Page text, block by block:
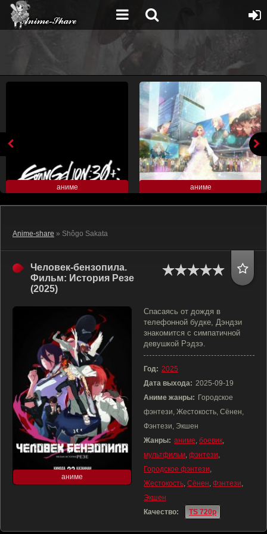
аниме аниме
Anime-share » Shôgo Sakata
Человек-бензопила.
Фильм: История Резе
(2025)
аниме
Спасаясь от дождя в
телефонной будке, Дэндзи
знакомится с симпатичной
девушкой Рэдзэ.
Год: 2025
Дата выхода: 2025-09-19
Аниме жанры: Городское
фэнтези, Жестокость, Сёнен,
Фэнтези, Экшен
Жанры: аниме, боевик,
мультфильм, фэнтези,
Городское фэнтези,
Жестокость, Сёнен, Фэнтези,
Экшен
Качество:
TS 720p